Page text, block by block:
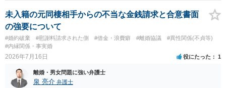
消にあたるかどうか そこは協議の余地はあるかもしれませんが、離婚
の場合も相互に帰責性が無ければ（立証できなければ）、慰謝料など
は無いので、意味があるかでしょうね。
未入籍の元同棲相手からの不当な金銭請求と合意書面
の強要について
#婚約破棄 #慰謝料請求された側 #借金・浪費癖 #離婚協議
#異性関係(不貞等)
#内縁関係・事実婚
2026年7月16日 役にたった 1
離婚・男女問題に強い弁護士
泉 亮介 弁護士